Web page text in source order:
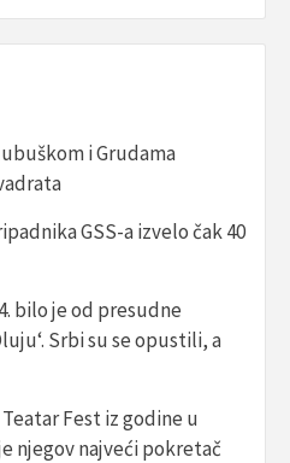
i Grudama
GSS-a izvelo čak 40
bilo je od presudne
Srbi su se opustili, a
Fest iz godine u
njegov najveći pokretač